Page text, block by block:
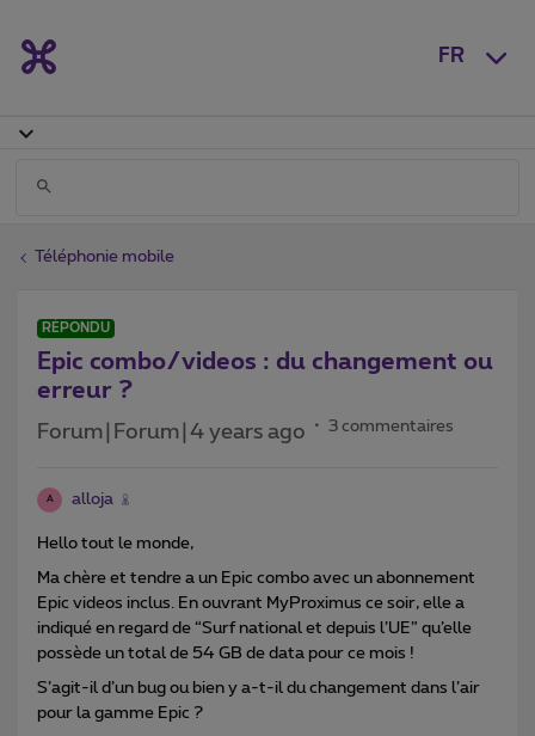
FR
Téléphonie mobile
RÉPONDU
Epic combo/videos : du changement ou
erreur ?
Forum|Forum|4 years ago 3 commentaires
A alloja
Hello tout le monde,
Ma chère et tendre a un Epic combo avec un abonnement
Epic videos inclus. En ouvrant MyProximus ce soir, elle a
indiqué en regard de “Surf national et depuis l’UE” qu’elle
possède un total de 54 GB de data pour ce mois !
S’agit-il d’un bug ou bien y a-t-il du changement dans l’air
pour la gamme Epic ?